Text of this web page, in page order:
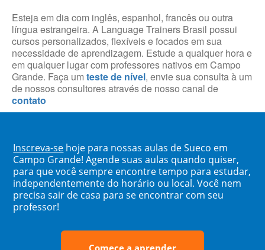
Esteja em dia com inglês, espanhol, francês ou outra
língua estrangeira. A Language Trainers Brasil possui
cursos personalizados, flexíveis e focados em sua
necessidade de aprendizagem. Estude a qualquer hora e
em qualquer lugar com professores nativos em Campo
Grande. Faça um teste de nível, envie sua consulta à um
de nossos consultores através de nosso canal de
contato
Inscreva-se hoje para nossas aulas de Sueco em
Campo Grande! Agende suas aulas quando quiser,
para que você sempre encontre tempo para estudar,
independentemente do horário ou local. Você nem
precisa sair de casa para se encontrar com seu
professor!
Comece a aprender